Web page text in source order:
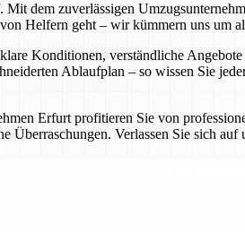
dem zuverlässigen
Helfern geht – wir kümmern uns um
Konditionen, verständliche
Ablaufplan – so wissen Sie
Erfurt profitieren Sie von
Verlassen Sie sich